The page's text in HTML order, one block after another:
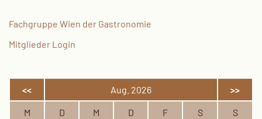
Fachgruppe Wien der Gastronomie
Mitglieder Login
<< Aug. 2026 >>
M D M D F S S